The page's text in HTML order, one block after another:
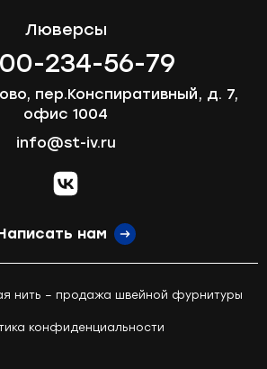
Люверсы
234-56-79
пер.Конспиративный, д. 7,
офис 1004
info@st-iv.ru
vk.com
нам
нить – продажа швейной фурнитуры
конфиденциальности